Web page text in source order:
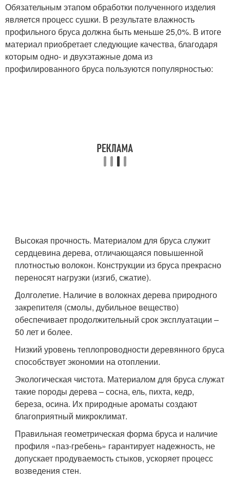
Обязательным этапом обработки полученного изделия
является процесс сушки. В результате влажность
профильного бруса должна быть меньше 25,0%. В итоге
материал приобретает следующие качества, благодаря
которым одно- и двухэтажные дома из
профилированного бруса пользуются популярностью:
Высокая прочность. Материалом для бруса служит
сердцевина дерева, отличающаяся повышенной
плотностью волокон. Конструкции из бруса прекрасно
переносят нагрузки (изгиб, сжатие).
Долголетие. Наличие в волокнах дерева природного
закрепителя (смолы, дубильное вещество)
обеспечивает продолжительный срок эксплуатации –
50 лет и более.
Низкий уровень теплопроводности деревянного бруса
способствует экономии на отоплении.
Экологическая чистота. Материалом для бруса служат
такие породы дерева – сосна, ель, пихта, кедр,
береза, осина. Их природные ароматы создают
благоприятный микроклимат.
Правильная геометрическая форма бруса и наличие
профиля «паз-гребень» гарантирует надежность, не
допускает продуваемость стыков, ускоряет процесс
возведения стен.